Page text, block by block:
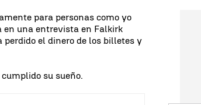
para personas como yo
en una entrevista en Falkirk
perdido el dinero de los billetes y
su sueño.